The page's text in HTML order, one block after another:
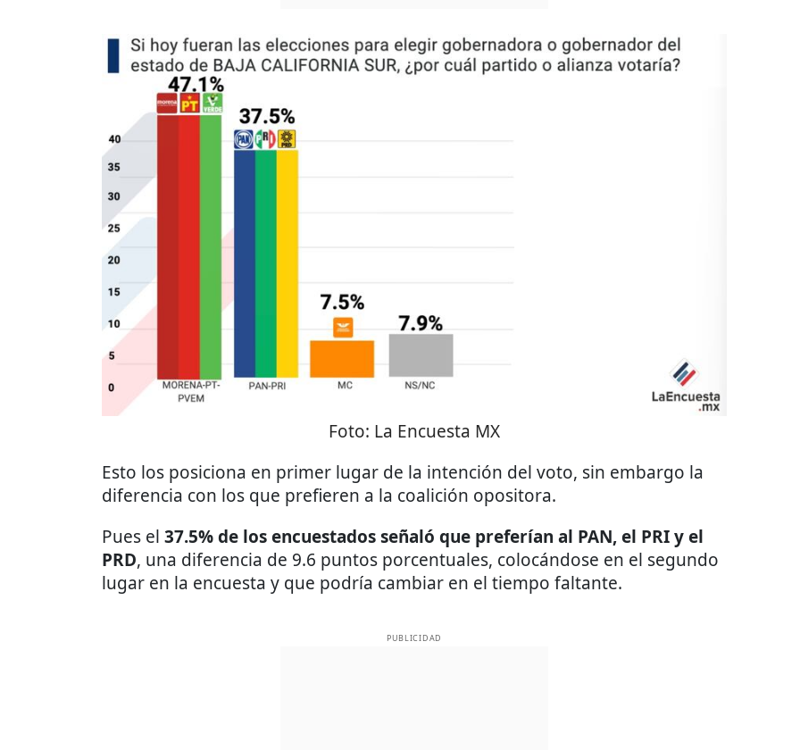
Foto: La Encuesta MX
Esto los posiciona en primer lugar de la intención del voto, sin embargo la
diferencia con los que prefieren a la coalición opositora.
Pues el 37.5% de los encuestados señaló que preferían al PAN, el PRI y el
PRD, una diferencia de 9.6 puntos porcentuales, colocándose en el segundo
lugar en la encuesta y que podría cambiar en el tiempo faltante.
PUBLICIDAD